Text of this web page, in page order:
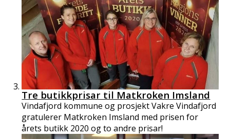
Tre butikkprisar til Matkroken Imsland
Vindafjord kommune og prosjekt Vakre Vindafjord
gratulerer Matkroken Imsland med prisen for
årets butikk 2020 og to andre prisar!